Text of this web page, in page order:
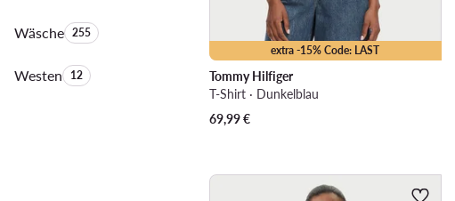
WäscheAnzahl der Produkte:
255
WestenAnzahl der Produkte:
12
extra -15% Code: LAST
Tommy Hilfiger
T-Shirt · Dunkelblau
69,99€